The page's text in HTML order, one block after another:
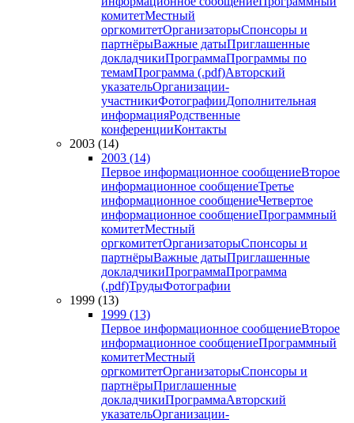
комитетМестный
оргкомитетОрганизаторыСпонсоры и
партнёрыВажные датыПриглашенные
докладчикиПрограммаПрограммы по
темамПрограмма (.pdf)Авторский
указательОрганизации-
участникиФотографииДополнительная
информацияРодственные
конференцииКонтакты
2003 (14)
2003 (14)
Первое информационное сообщениеВторое
информационное сообщениеТретье
информационное сообщениеЧетвертое
информационное сообщениеПрограммный
комитетМестный
оргкомитетОрганизаторыСпонсоры и
партнёрыВажные датыПриглашенные
докладчикиПрограммаПрограмма
(.pdf)ТрудыФотографии
1999 (13)
1999 (13)
Первое информационное сообщениеВторое
информационное сообщениеПрограммный
комитетМестный
оргкомитетОрганизаторыСпонсоры и
партнёрыПриглашенные
докладчикиПрограммаАвторский
указательОрганизации-